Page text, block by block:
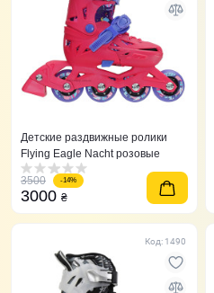
Детские раздвижные ролики
Flying Eagle Nacht розовые
3500 -14%
3000 ₴
Код: 1490